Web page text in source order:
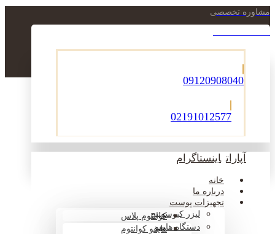
مشاوره تخصصی
09120908040
02191012577
آپارات اینستاگرام
خانه
درباره ما
تجهیزات پوست
لیزر کیوسوئیچکوانتوم پلاس
دستگاه هایفوهایفو کوانتوم